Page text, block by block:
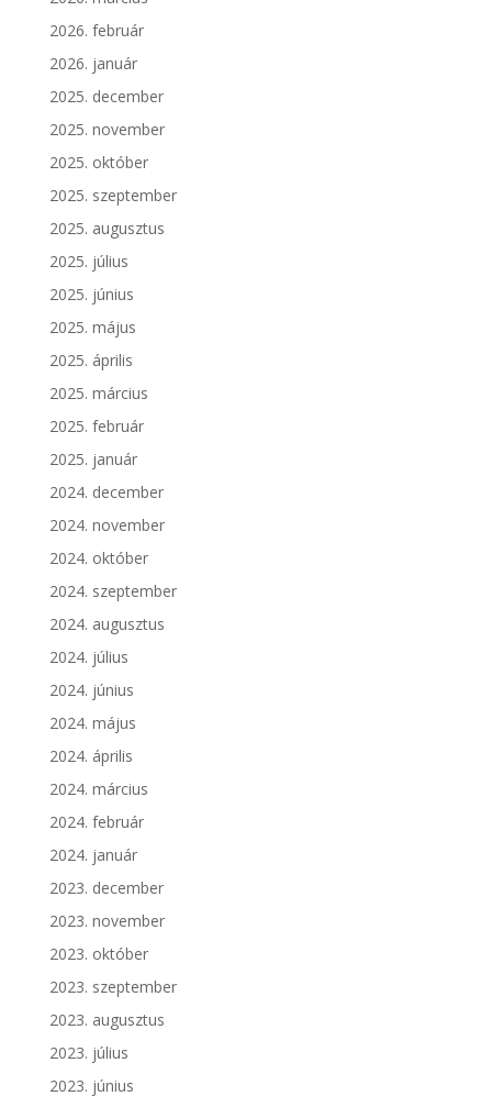
2026. február
2026. január
2025. december
2025. november
2025. október
2025. szeptember
2025. augusztus
2025. július
2025. június
2025. május
2025. április
2025. március
2025. február
2025. január
2024. december
2024. november
2024. október
2024. szeptember
2024. augusztus
2024. július
2024. június
2024. május
2024. április
2024. március
2024. február
2024. január
2023. december
2023. november
2023. október
2023. szeptember
2023. augusztus
2023. július
2023. június